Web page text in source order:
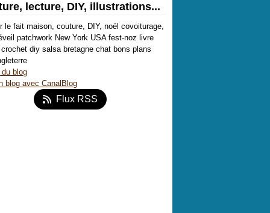
lecture, DIY, illustrations...
le fait maison, couture, DIY, noël covoiturage,
patchwork New York USA fest-noz livre
diy salsa bretagne chat bons plans
blog
blog avec CanalBlog
Flux RSS